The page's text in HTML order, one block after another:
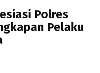
Polres
Pelaku